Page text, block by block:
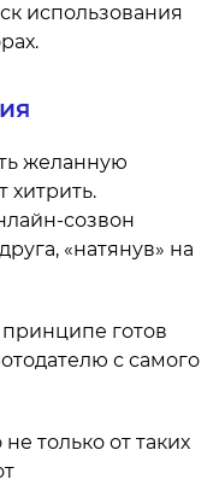
использования
желанную
хитрить.
созвон
«натянув» на
готов
с самого
только от таких